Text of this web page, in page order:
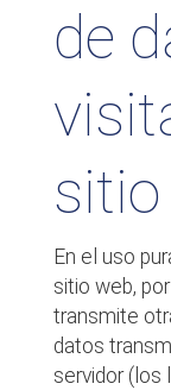
de
En el uso
sitio web,
transmite
datos
servidor (los